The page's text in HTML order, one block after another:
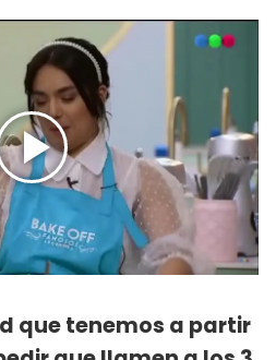
que tenemos a partir